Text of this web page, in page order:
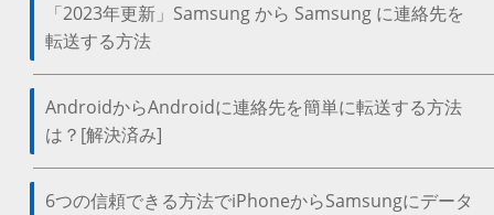
「2023年更新」Samsung から Samsung に連絡先を
転送する方法
AndroidからAndroidに連絡先を簡単に転送する方法
は？[解決済み]
6つの信頼できる方法でiPhoneからSamsungにデータ